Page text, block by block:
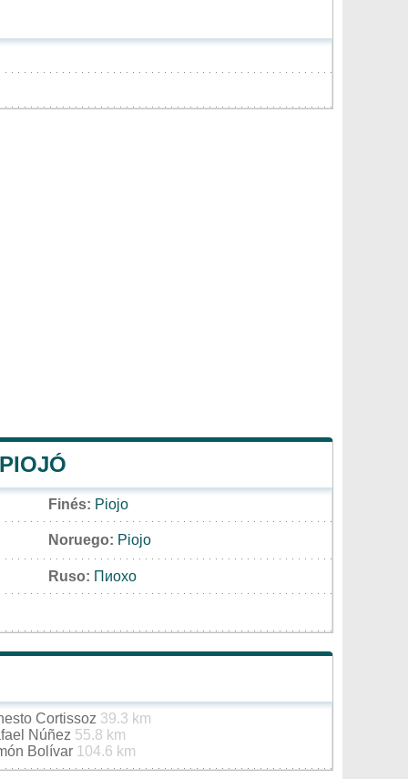
Finés: Piojo
Noruego: Piojo
Ruso: Пиохо
Cortissoz 39.3 km
Núñez 55.8 km
Bolívar 104.6 km